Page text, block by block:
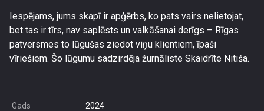
Iespējams, jums skapī ir apģērbs, ko pats vairs nelietojat,
bet tas ir tīrs, nav saplēsts un valkāšanai derīgs – Rīgas
patversmes to lūgušas ziedot viņu klientiem, īpaši
vīriešiem. Šo lūgumu sadzirdēja žurnāliste Skaidrīte Nitiša.
Gads 2024